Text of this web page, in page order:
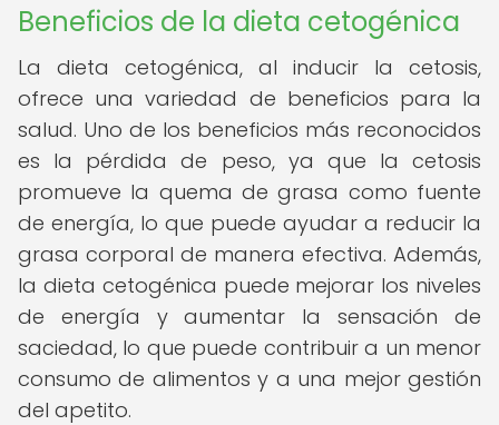
Beneficios de la dieta cetogénica
La dieta cetogénica, al inducir la cetosis,
ofrece una variedad de beneficios para la
salud. Uno de los beneficios más reconocidos
es la pérdida de peso, ya que la cetosis
promueve la quema de grasa como fuente
de energía, lo que puede ayudar a reducir la
grasa corporal de manera efectiva. Además,
la dieta cetogénica puede mejorar los niveles
de energía y aumentar la sensación de
saciedad, lo que puede contribuir a un menor
consumo de alimentos y a una mejor gestión
del apetito.